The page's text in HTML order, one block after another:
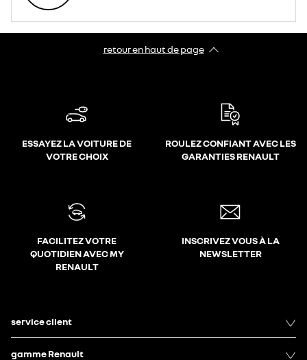
retour en haut de page​
ESSAYEZ LA VOITURE DE
VOTRE CHOIX
ROULEZ CONFIANT AVEC LES
GARANTIES RENAULT
FACILITEZ VOTRE
QUOTIDIEN AVEC MY
RENAULT
INSCRIVEZ VOUS À LA
NEWSLETTER
service client
gamme Renault